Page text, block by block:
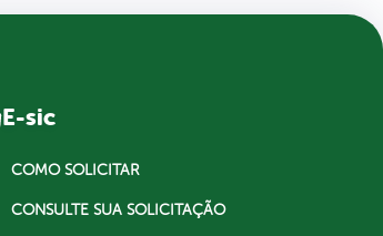
E-sic
COMO SOLICITAR
CONSULTE SUA SOLICITAÇÃO